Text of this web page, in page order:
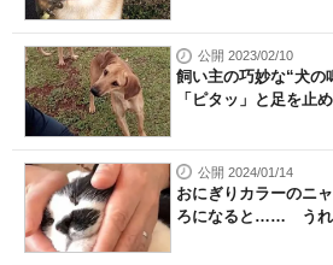
公開 2023/02/10
飼い主の巧妙な“犬の
「ピタッ」と足を
公開 2024/01/14
おにぎりカラーのニ
ろになると…… うれ